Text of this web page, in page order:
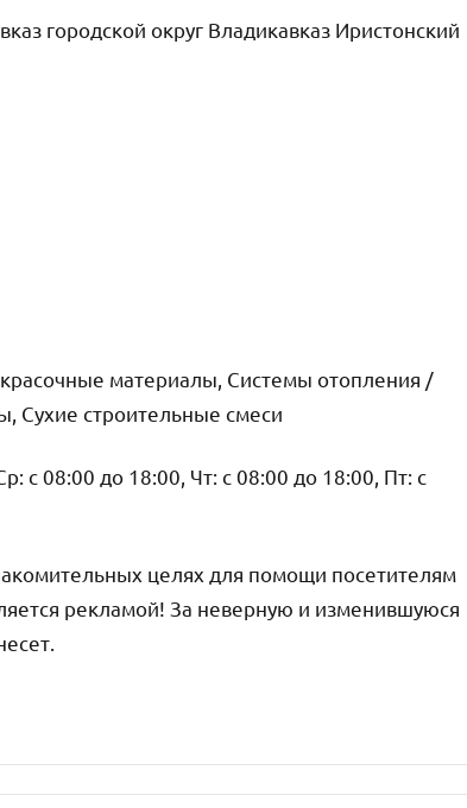
городской округ Владикавказ Иристонский
материалы, Системы отопления /
Сухие строительные смеси
с 08:00 до 18:00, Чт: с 08:00 до 18:00, Пт: с
целях для помощи посетителям
рекламой! За неверную и изменившуюся